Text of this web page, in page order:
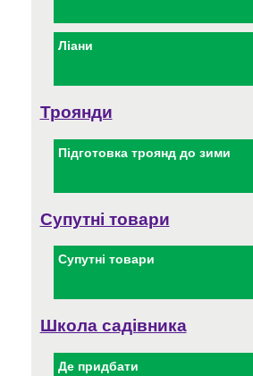
Ліани
Троянди
Підготовка троянд до зими
Супутні товари
Супутні товари
Школа садівника
Де придбати